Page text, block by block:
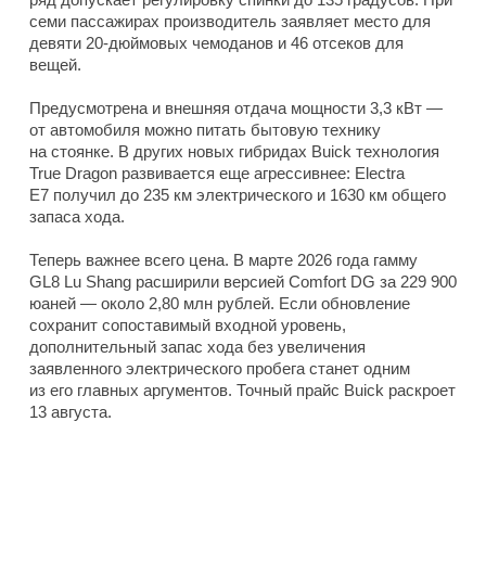
семи пассажирах производитель заявляет место для
девяти 20-дюймовых чемоданов и 46 отсеков для
вещей.
Предусмотрена и внешняя отдача мощности 3,3 кВт —
от автомобиля можно питать бытовую технику
на стоянке. В других новых гибридах Buick технология
True Dragon развивается еще агрессивнее: Electra
E7 получил до 235 км электрического и 1630 км общего
запаса хода.
Теперь важнее всего цена. В марте 2026 года гамму
GL8 Lu Shang расширили версией Comfort DG за 229 900
юаней — около 2,80 млн рублей. Если обновление
сохранит сопоставимый входной уровень,
дополнительный запас хода без увеличения
заявленного электрического пробега станет одним
из его главных аргументов. Точный прайс Buick раскроет
13 августа.